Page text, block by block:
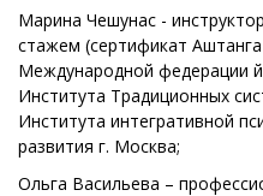
Марина Чешунас -
стажем (сертификат
Международной федерации
Института Традиционных
Института интегративной
развития г. Москва;
Ольга Васильева –